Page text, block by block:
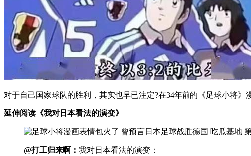
对于自己国家球队的胜利，其实也早已注定?在34年前的《足球小将
延伸阅读《我对日本看法的演变》
@打工归来啊： 我对日本看法的演变：